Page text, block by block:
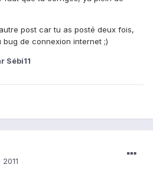
post car tu as posté deux fois,
de connexion internet ;)
Sébi11